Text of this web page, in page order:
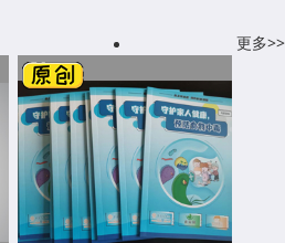
更多>>